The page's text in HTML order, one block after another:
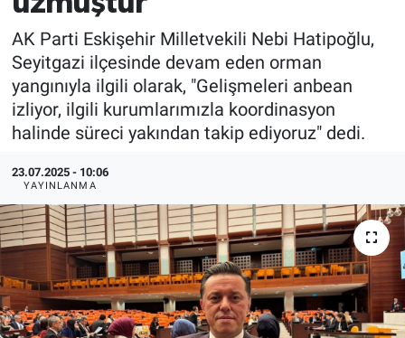
AK Parti Eskişehir Milletvekili Nebi Hatipoğlu,
Seyitgazi ilçesinde devam eden orman
yangınıyla ilgili olarak, "Gelişmeleri anbean
izliyor, ilgili kurumlarımızla koordinasyon
halinde süreci yakından takip ediyoruz" dedi.
23.07.2025 - 10:06
YAYINLANMA
Dünya
Sağlık
Alış-Veriş/İş dünyası
Röportaj
Ekonomi
Kültür Sanat
Bilecik
Kütahya
Gezi
Son Dakika Haberleri
Haber Arşivi